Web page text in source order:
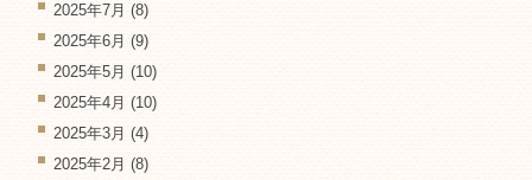
2025年7月 (8)
2025年6月 (9)
2025年5月 (10)
2025年4月 (10)
2025年3月 (4)
2025年2月 (8)